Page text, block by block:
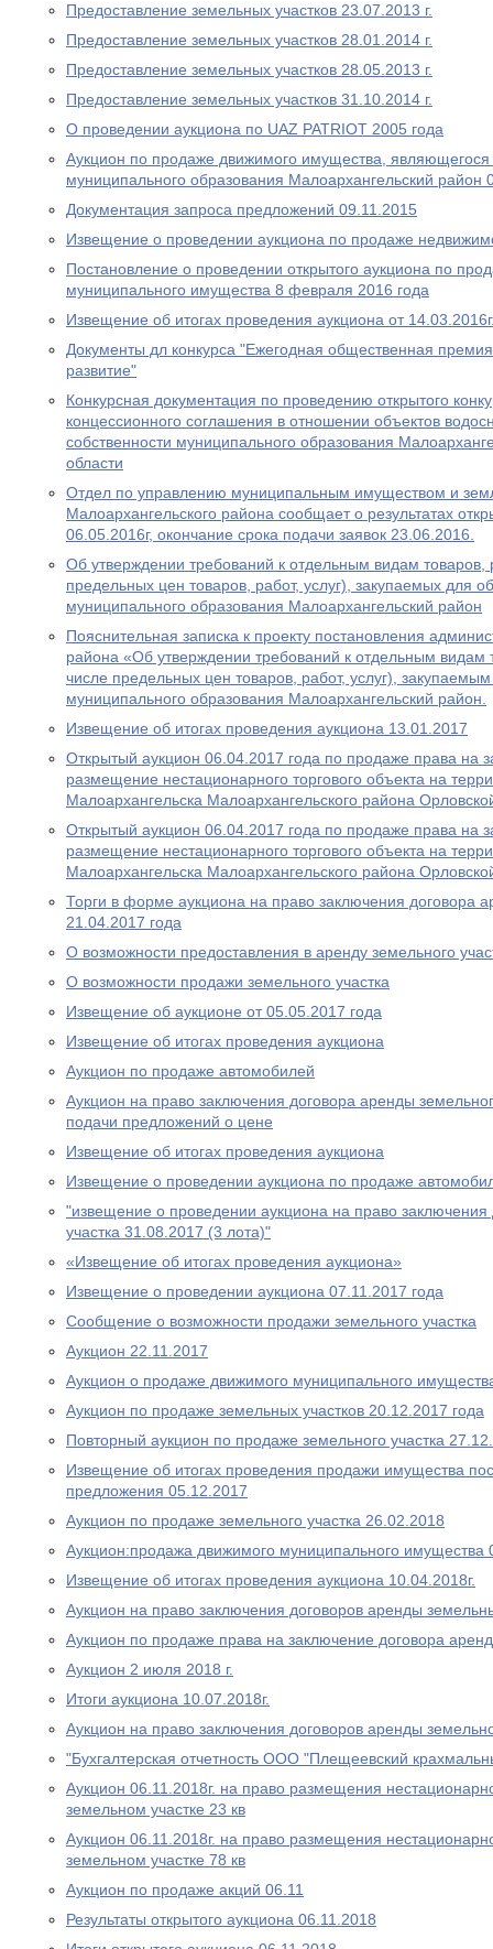
Предоставление земельных участков 23.07.2013 г.
Предоставление земельных участков 28.01.2014 г.
Предоставление земельных участков 28.05.2013 г.
Предоставление земельных участков 31.10.2014 г.
О проведении аукциона по UAZ PATRIOT 2005 года
Аукцион по продаже движимого имущества, являющегося
муниципального образования Малоархангельский район
Документация запроса предложений 09.11.2015
Извещение о проведении аукциона по продаже
Постановление о проведении открытого аукциона по
муниципального имущества 8 февраля 2016 года
Извещение об итогах проведения аукциона от
Документы дл конкурса "Ежегодная общественная
развитие"
Конкурсная документация по проведению открытого
концессионного соглашения в отношении объектов
собственности муниципального образования
области
Отдел по управлению муниципальным имуществом и
Малоархангельского района сообщает о результатах
06.05.2016г, окончание срока подачи заявок 23.06.2016.
Об утверждении требований к отдельным видам товаров,
предельных цен товаров, работ, услуг), закупаемых для
муниципального образования Малоархангельский район
Пояснительная записка к проекту постановления
района «Об утверждении требований к отдельным видам
числе предельных цен товаров, работ, услуг),
муниципального образования Малоархангельский район.
Извещение об итогах проведения аукциона 13.01.2017
Открытый аукцион 06.04.2017 года по продаже права на
размещение нестационарного торгового объекта на
Малоархангельска Малоархангельского района
Открытый аукцион 06.04.2017 года по продаже права на
размещение нестационарного торгового объекта на
Малоархангельска Малоархангельского района
Торги в форме аукциона на право заключения договора
21.04.2017 года
О возможности предоставления в аренду земельного
О возможности продажи земельного участка
Извещение об аукционе от 05.05.2017 года
Извещение об итогах проведения аукциона
Аукцион по продаже автомобилей
Аукцион на право заключения договора аренды
подачи предложений о цене
Извещение об итогах проведения аукциона
Извещение о проведении аукциона по продаже
"извещение о проведении аукциона на право
участка 31.08.2017 (3 лота)"
«Извещение об итогах проведения аукциона»
Извещение о проведении аукциона 07.11.2017 года
Сообщение о возможности продажи земельного участка
Аукцион 22.11.2017
Аукцион о продаже движимого муниципального
Аукцион по продаже земельных участков 20.12.2017 года
Повторный аукцион по продаже земельного участка
Извещение об итогах проведения продажи имущества
предложения 05.12.2017
Аукцион по продаже земельного участка 26.02.2018
Аукцион:продажа движимого муниципального имущества
Извещение об итогах проведения аукциона 10.04.2018г.
Аукцион на право заключения договоров аренды
Аукцион по продаже права на заключение договора
Аукцион 2 июля 2018 г.
Итоги аукциона 10.07.2018г.
Аукцион на право заключения договоров аренды
"Бухгалтерская отчетность ООО "Плещеевский
Аукцион 06.11.2018г. на право размещения
земельном участке 23 кв
Аукцион 06.11.2018г. на право размещения
земельном участке 78 кв
Аукцион по продаже акций 06.11
Результаты открытого аукциона 06.11.2018